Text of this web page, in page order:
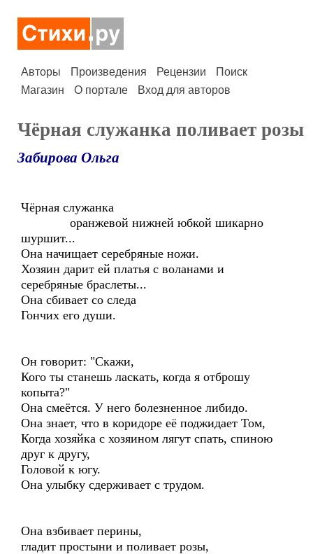
Авторы Произведения Рецензии
Поиск
Магазин
О портале Вход для авторов
Чёрная служанка поливает розы
Забирова Ольга
Чёрная служанка
оранжевой нижней юбкой шикарно
шуршит...
Она начищает серебряные ножи.
Хозяин дарит ей платья с воланами и
серебряные браслеты...
Она сбивает со следа
Гончих его души.
Он говорит: "Скажи,
Кого ты станешь ласкать, когда я отброшу
копыта?"
Она смеётся. У него болезненное либидо.
Она знает, что в коридоре её поджидает Том,
Когда хозяйка с хозяином лягут спать, спиною
друг к другу,
Головой к югу.
Она улыбку сдерживает с трудом.
Она взбивает перины,
гладит простыни и поливает розы,